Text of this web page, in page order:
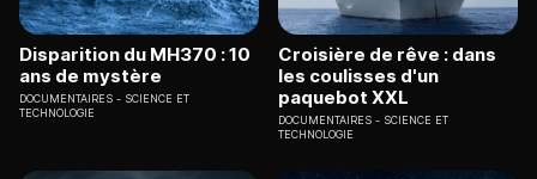
Disparition du MH370 : 10
ans de mystère
DOCUMENTAIRES
SCIENCE ET
TECHNOLOGIE
Croisière de rêve : dans
les coulisses d'un
paquebot XXL
DOCUMENTAIRES
SCIENCE ET
TECHNOLOGIE